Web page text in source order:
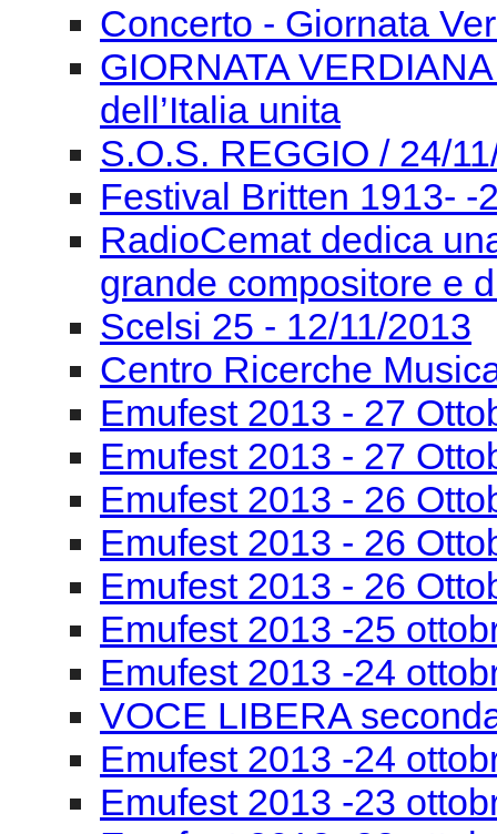
Life
30/11/2013 ASS. Cul.
50° Festival di Nuova
Incontri al Museo
Concerto - Giornata
GIORNATA
dell’Italia unita
S.O.S. REGGIO / 24/
Festival Britten 1913-
RadioCemat dedica
grande compositore e
Scelsi 25 - 12/11/2013
Centro Ricerche
Emufest 2013 - 27
Emufest 2013 - 27
Emufest 2013 - 26
Emufest 2013 - 26
Emufest 2013 - 26
Emufest 2013 -25